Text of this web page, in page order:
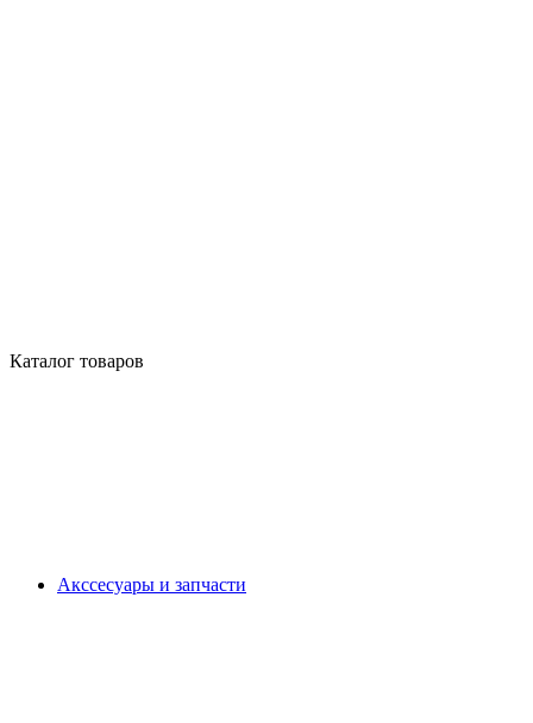
Каталог товаров
Акссесуары и запчасти